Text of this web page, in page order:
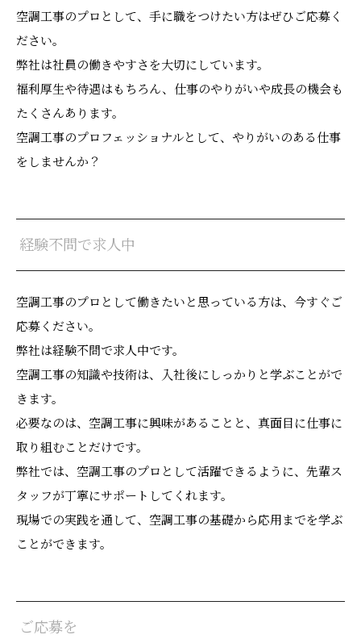
空調工事のプロとして、手に職をつけたい方はぜひご応募く
ださい。
弊社は社員の働きやすさを大切にしています。
福利厚生や待遇はもちろん、仕事のやりがいや成長の機会も
たくさんあります。
空調工事のプロフェッショナルとして、やりがいのある仕事
をしませんか？
経験不問で求人中
空調工事のプロとして働きたいと思っている方は、今すぐご
応募ください。
弊社は経験不問で求人中です。
空調工事の知識や技術は、入社後にしっかりと学ぶことがで
きます。
必要なのは、空調工事に興味があることと、真面目に仕事に
取り組むことだけです。
弊社では、空調工事のプロとして活躍できるように、先輩ス
タッフが丁寧にサポートしてくれます。
現場での実践を通して、空調工事の基礎から応用までを学ぶ
ことができます。
ご応募を